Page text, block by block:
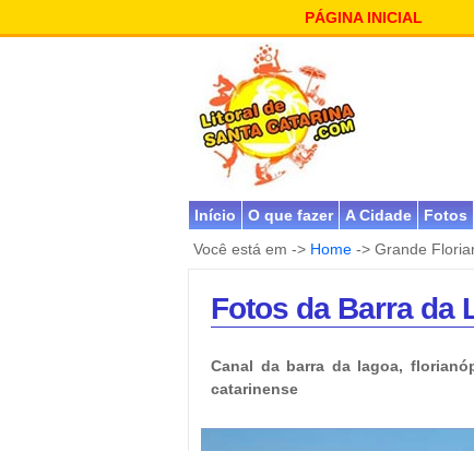
PÁGINA INICIAL
Início O que fazer A Cidade Fotos
Você está em -> Home -> Grande
Fotos da Barra da
Canal da barra da lagoa,
catarinense